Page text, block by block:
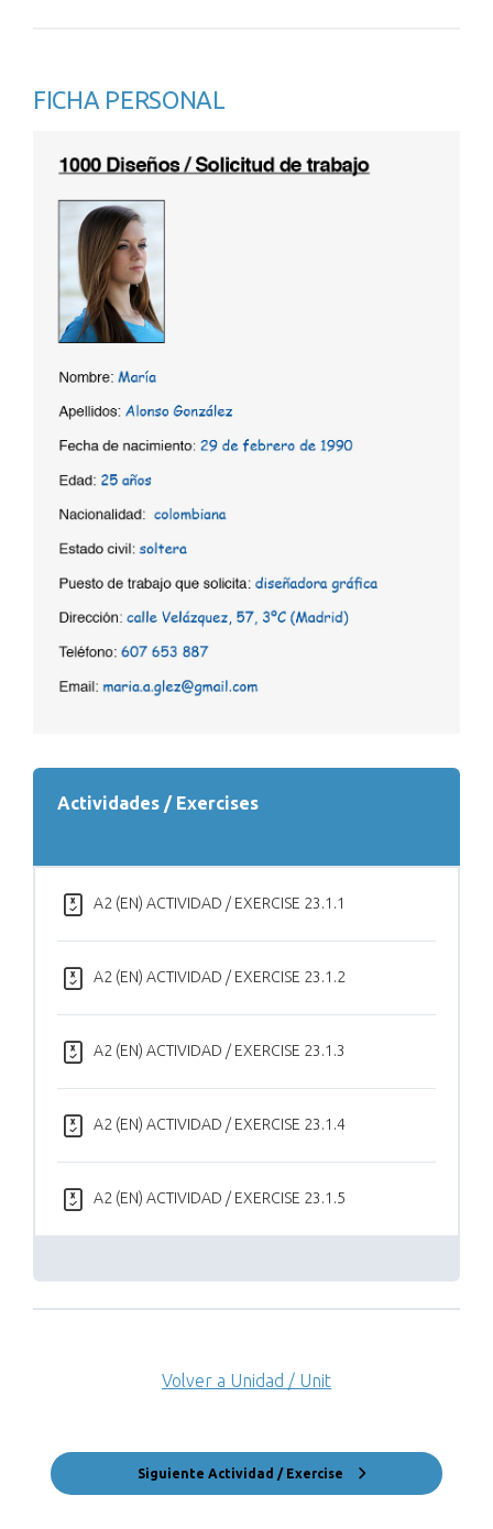
FICHA PERSONAL
Actividades / Exercises
A2 (EN) ACTIVIDAD / EXERCISE 23.1.1
A2 (EN) ACTIVIDAD / EXERCISE 23.1.2
A2 (EN) ACTIVIDAD / EXERCISE 23.1.3
A2 (EN) ACTIVIDAD / EXERCISE 23.1.4
A2 (EN) ACTIVIDAD / EXERCISE 23.1.5
Volver a Unidad / Unit
Siguiente Actividad / Exercise